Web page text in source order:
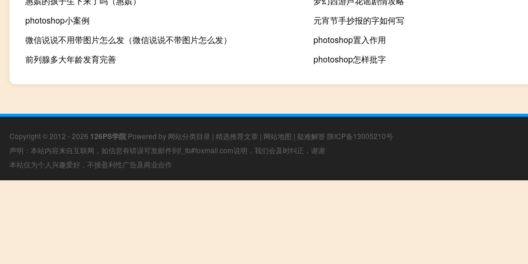
photoshop小案例
元宵节手抄报的字如何写
微信说说不用带图片怎么发（微信说说不带图片怎么发）
photoshop置入作用
前列腺多大年龄发育完善
photoshop怎样批字
Copyright © 2012 - 2026 126PS学院 Powered by 网站分类目录 | 精选推荐文章 | 网站地图 | 疑难解答 陕ICP备13005210号
声明：本站内容来自互联网，如信息有错误可发邮件到f_fb#foxmail.com说明，我们会及时纠正，谢谢
本站仅为个人兴趣爱好，不接盈利性广告及商业合作